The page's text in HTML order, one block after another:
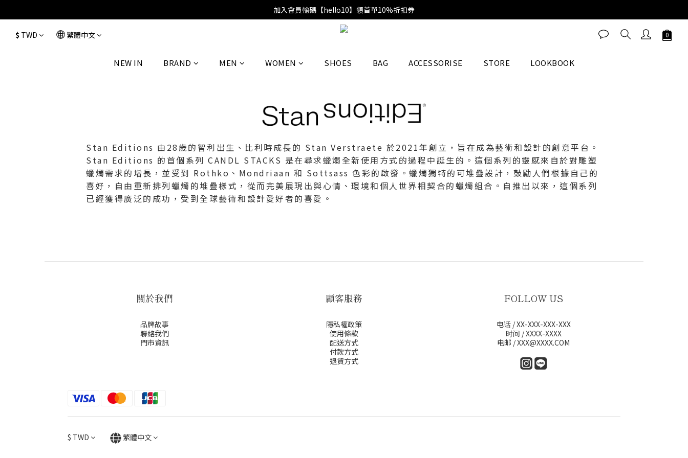
加入會員輸碼【hello10】領首單10%折扣券
$ TWD 繁體中文
NEW IN BRAND MEN WOMEN SHOES BAG ACCESSORISE STORE LOOKBOOK
Stan Editions 由28歲的智利出生、比利時成長的 Stan Verstraete 於2021年創立，旨在成為藝術和設計的創意平台。
Stan Editions 的首個系列 CANDL STACKS 是在尋求蠟燭全新使用方式的過程中誕生的。這個系列的靈感來自於對雕塑
蠟燭需求的增長，並受到 Rothko、Mondriaan 和 Sottsass 色彩的啟發。蠟燭獨特的可堆疊設計，鼓勵人們根據自己的
喜好，自由重新排列蠟燭的堆疊樣式，從而完美展現出與心情、環境和個人世界相契合的蠟燭組合。自推出以來，這個系列
已經獲得廣泛的成功，受到全球藝術和設計愛好者的喜愛。
關於我們
品牌故事
聯絡我們
門市資訊
顧客服務
隱私權政策
使用條款
配送方式
付款方式
退貨方式
FOLLOW US
电话 / XX-XXX-XXX-XXX
时间 / XXXX-XXXX
电邮 / XXX@XXXX.COM
$ TWD 繁體中文